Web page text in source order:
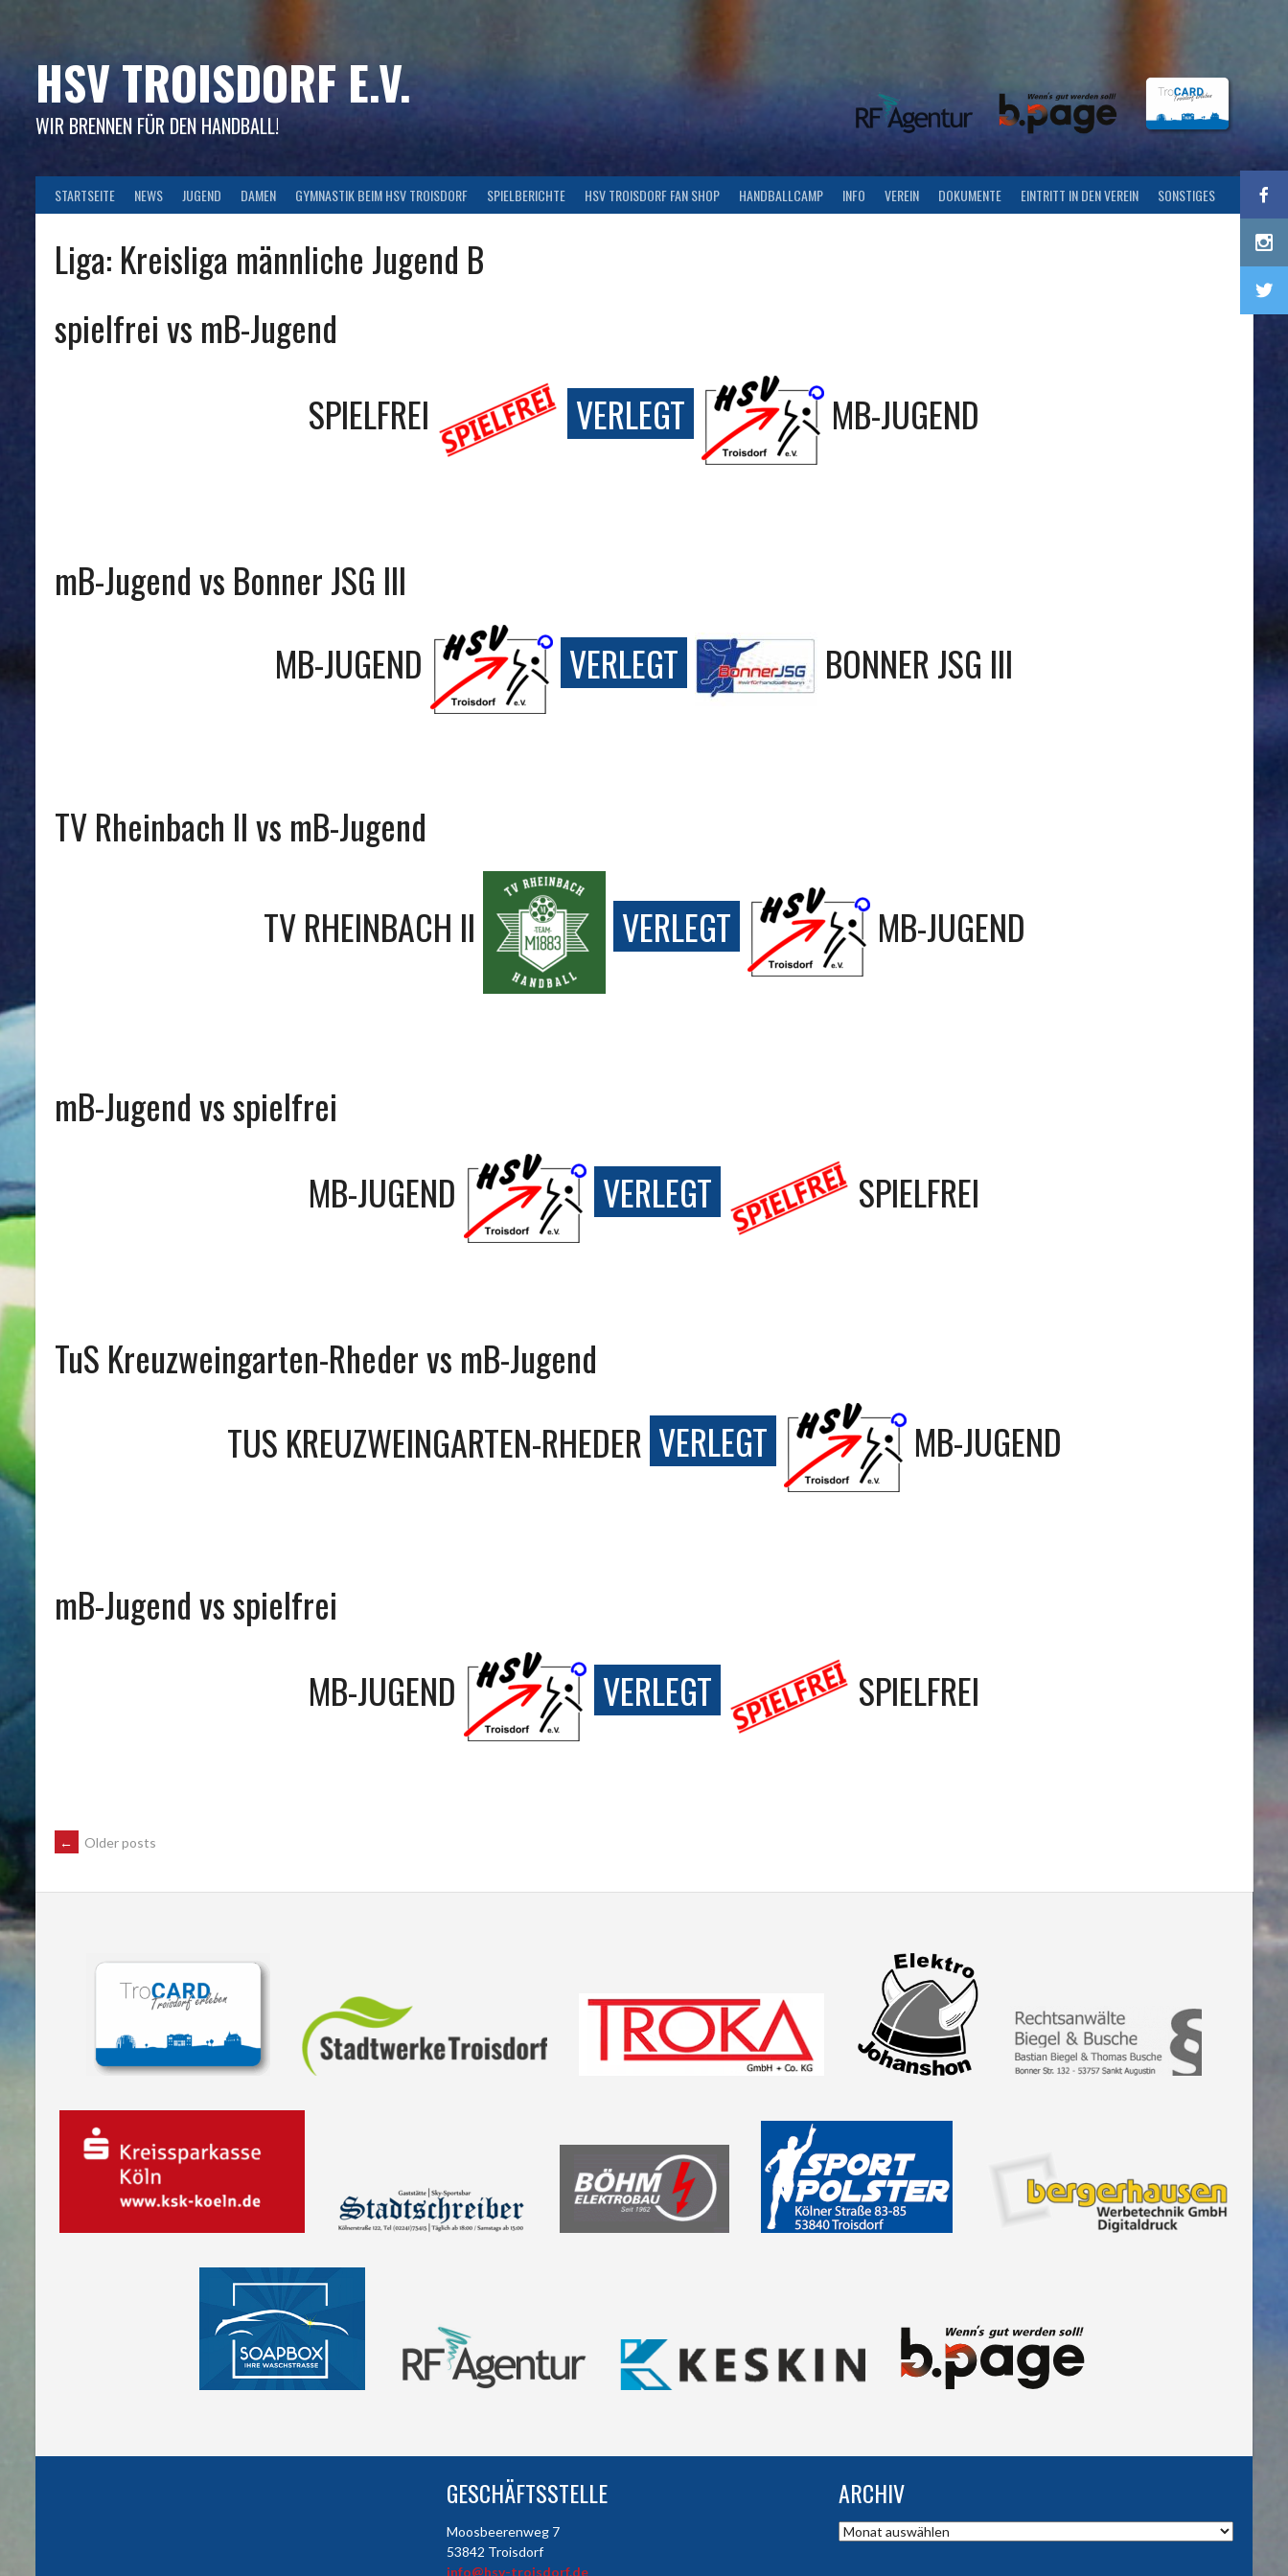
HSV TROISDORF E.V.
WIR BRENNEN FÜR DEN HANDBALL!
STARTSEITE NEWS JUGEND DAMEN GYMNASTIK BEIM HSV TROISDORF SPIELBERICHTE HSV TROISDORF FAN SHOP HANDBALLCAMP INFO VEREIN DOKUMENTE EINTRITT IN DEN VEREIN SONSTIGES
Liga: Kreisliga männliche Jugend B
spielfrei vs mB-Jugend
SPIELFREI
VERLEGT MB-JUGEND
mB-Jugend vs Bonner JSG III
MB-JUGEND
VERLEGT BONNER JSG III
TV Rheinbach II vs mB-Jugend
TV RHEINBACH II
VERLEGT MB-JUGEND
mB-Jugend vs spielfrei
MB-JUGEND
VERLEGT SPIELFREI
TuS Kreuzweingarten-Rheder vs mB-Jugend
TUS KREUZWEINGARTEN-RHEDER VERLEGT MB-JUGEND
mB-Jugend vs spielfrei
MB-JUGEND
VERLEGT SPIELFREI
POSTS
NAVIGATION
← Older posts
GESCHÄFTSSTELLE
Moosbeerenweg 7
53842 Troisdorf
info@hsv-troisdorf.de
ARCHIV
Archiv